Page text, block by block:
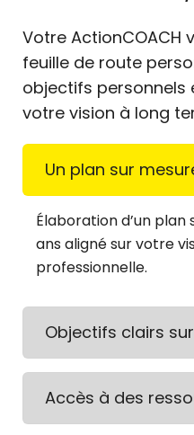
Votre ActionCOACH
feuille de route
objectifs personnels
votre vision à long
Un plan sur
Élaboration d’un plan
ans aligné sur votre
professionnelle.
Objectifs clairs
Accès à des